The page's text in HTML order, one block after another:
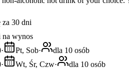
za 30 dni
na wynos
· Pt, Sob·
dla 10 osób
· Wt, Śr, Czw·
dla 10 osób